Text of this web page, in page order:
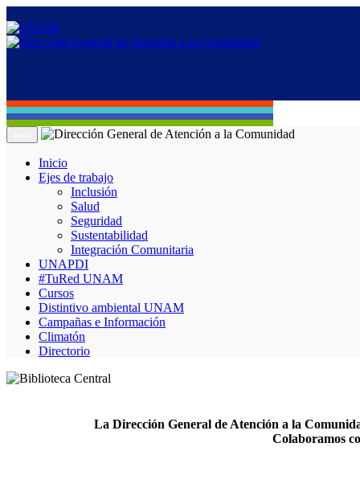
Inicio
Ejes de trabajo
Inclusión
Salud
Seguridad
Sustentabilidad
Integración Comunitaria
UNAPDI
#TuRed UNAM
Cursos
Distintivo ambiental UNAM
Campañas e Información
Climatón
Directorio
La Dirección General de Atención a la
Colaboramos